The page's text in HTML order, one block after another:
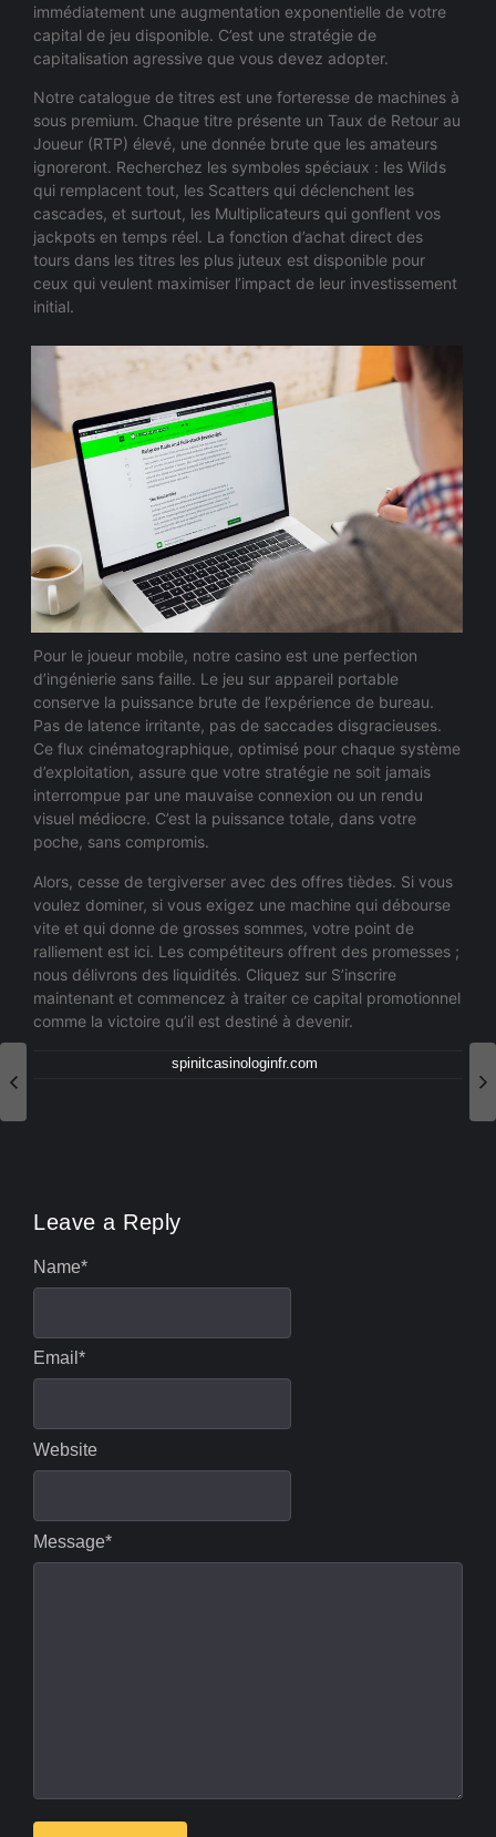
immédiatement une augmentation exponentielle de votre
capital de jeu disponible. C’est une stratégie de
capitalisation agressive que vous devez adopter.
Notre catalogue de titres est une forteresse de machines à
sous premium. Chaque titre présente un Taux de Retour au
Joueur (RTP) élevé, une donnée brute que les amateurs
ignoreront. Recherchez les symboles spéciaux : les Wilds
qui remplacent tout, les Scatters qui déclenchent les
cascades, et surtout, les Multiplicateurs qui gonflent vos
jackpots en temps réel. La fonction d’achat direct des
tours dans les titres les plus juteux est disponible pour
ceux qui veulent maximiser l’impact de leur investissement
initial.
Pour le joueur mobile, notre casino est une perfection
d’ingénierie sans faille. Le jeu sur appareil portable
conserve la puissance brute de l’expérience de bureau.
Pas de latence irritante, pas de saccades disgracieuses.
Ce flux cinématographique, optimisé pour chaque système
d’exploitation, assure que votre stratégie ne soit jamais
interrompue par une mauvaise connexion ou un rendu
visuel médiocre. C’est la puissance totale, dans votre
poche, sans compromis.
Alors, cesse de tergiverser avec des offres tièdes. Si vous
voulez dominer, si vous exigez une machine qui débourse
vite et qui donne de grosses sommes, votre point de
ralliement est ici. Les compétiteurs offrent des promesses ;
nous délivrons des liquidités. Cliquez sur S’inscrire
maintenant et commencez à traiter ce capital promotionnel
comme la victoire qu’il est destiné à devenir.
spinitcasinologinfr.com
Leave a Reply
Message*
Name*
Email *
Website